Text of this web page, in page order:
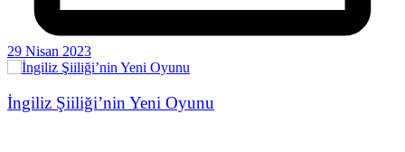
29 Nisan 2023
İngiliz Şiiliği’nin Yeni Oyunu